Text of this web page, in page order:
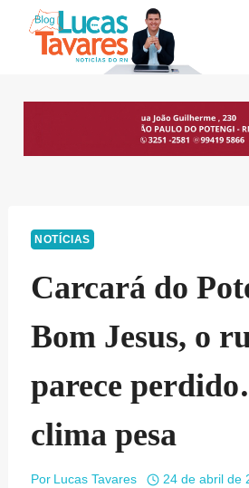
NOTÍCIAS
Carcará do
Bom Jesus, o
parece
clima pesa
Por Lucas Tavares 24 de abril de